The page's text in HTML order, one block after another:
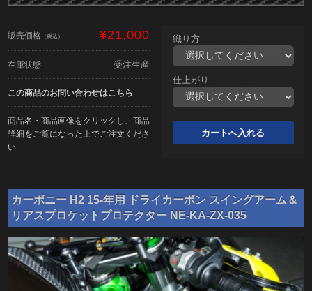
販売価格 （税込） ¥21,000
在庫状態 受注生産
この商品のお問い合わせはこちら
商品名・商品画像をクリックし、商品
詳細をご覧になった上でご注文くださ
い
織り方
仕上がり
カーボニー H2 15-年用 ドライカーボン スイングアーム＆
リアスプロケットプロテクター NE-KA-ZX-035